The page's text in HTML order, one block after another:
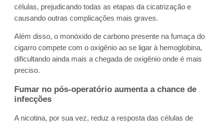
células, prejudicando todas as etapas da cicatrização e
causando outras complicações mais graves.
Além disso, o monóxido de carbono presente na fumaça do
cigarro compete com o oxigênio ao se ligar à hemoglobina,
dificultando ainda mais a chegada de oxigênio onde é mais
preciso.
Fumar no pós-operatório aumenta a chance de
infecções
A nicotina, por sua vez, reduz a resposta das células de